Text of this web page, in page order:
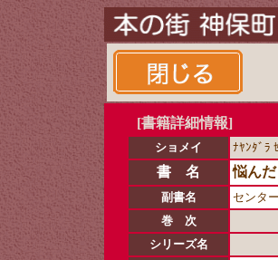
[書籍詳細情報]
ショメイ ﾅﾔﾝﾀﾞﾗ
書 名 悩んだ
副書名
センタ
巻 次
シリーズ名